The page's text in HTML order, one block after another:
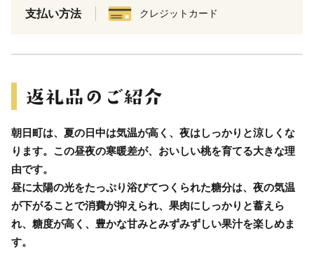
支払い方法 クレジットカード
朝日町は、夏の日中は気温が高く、夜はしっかりと涼しくな
ります。この昼夜の寒暖差が、おいしい桃を育てる大きな理
由です。
昼に太陽の光をたっぷり浴びてつくられた糖分は、夜の気温
が下がることで消費が抑えられ、果肉にしっかりと蓄えら
れ、糖度が高く、豊かな甘みとみずみずしい果汁を楽しめま
す。